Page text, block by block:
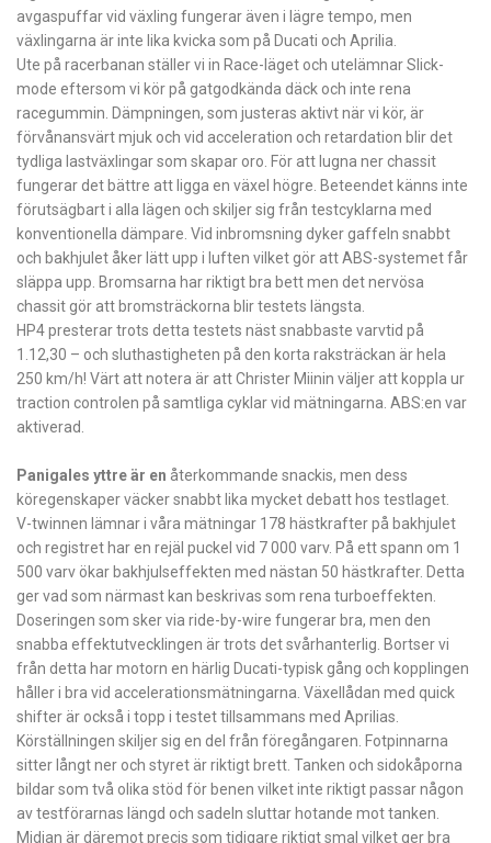
avgaspuffar vid växling fungerar även i lägre tempo, men
växlingarna är inte lika kvicka som på Ducati och Aprilia.
Ute på racerbanan ställer vi in Race-läget och utelämnar Slick-
mode eftersom vi kör på gatgodkända däck och inte rena
racegummin. Dämpningen, som justeras aktivt när vi kör, är
förvånansvärt mjuk och vid acceleration och retardation blir det
tydliga lastväxlingar som skapar oro. För att lugna ner chassit
fungerar det bättre att ligga en växel högre. Beteendet känns inte
förutsägbart i alla lägen och skiljer sig från testcyklarna med
konventionella dämpare. Vid inbromsning ­dyker gaffeln snabbt
och bakhjulet åker lätt upp i luften vilket gör att ABS-systemet får
släppa upp. Bromsarna har riktigt bra bett men det nervösa
chassit gör att bromsträckorna blir testets längsta.
HP4 presterar trots detta testets näst snabbaste varvtid på
1.12,30 – och slut­hastigheten på den korta raksträckan är hela
250 km/h! Värt att notera är att Christer Miinin väljer att koppla ur
traction controlen på samtliga cyklar vid mätningarna. ABS:en var
aktiverad.
Panigales yttre är en återkommande snackis, men dess
köregenskaper väcker snabbt lika mycket debatt hos testlaget.
V-twinnen lämnar i våra mätningar 178 hästkrafter på bakhjulet
och registret har en rejäl puckel vid 7 000 varv. På ett spann om 1
500 varv ökar bakhjulseffekten med nästan 50 hästkrafter. Detta
ger vad som närmast kan beskrivas som rena turboeffekten.
Doseringen som sker via ride-by-wire fungerar bra, men den
snabba effektutvecklingen är trots det svårhanterlig. Bortser vi
från detta har motorn en härlig Ducati-typisk gång och kopplingen
håller i bra vid accelerationsmätningarna. Växellådan med quick
shifter är också i topp i testet tillsammans med Aprilias.
Körställningen skiljer sig en del från föregångaren. Fotpinnarna
sitter långt ner och styret är riktigt brett. Tanken och sidokåporna
bildar som två olika stöd för benen vilket inte riktigt passar någon
av testförarnas längd och sadeln sluttar hotande mot tanken.
Midjan är däremot precis som tidigare riktigt smal vilket ger bra